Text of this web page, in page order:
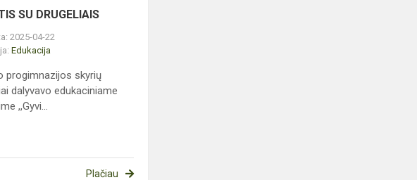
SU DRUGELIAIS
2025-04-22
Edukacija
progimnazijos skyrių
dalyvavo edukaciniame
,,Gyvi...
Plačiau